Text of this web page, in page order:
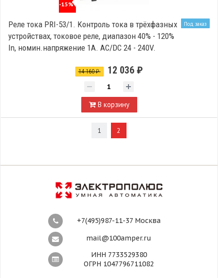
-15%
Под заказ
Реле тока PRI-53/1. Kонтроль тока в трёхфазных
устройствах, токовое реле, диапазон 40% - 120%
In, номин.напряжение 1A. AC/DC 24 - 240V.
14 160 ₽ 12 036 ₽
В корзину
1 2
+7(495)987-11-37 Москва
mail@100amper.ru
ИНН 7733529380
ОГРН 1047796711082